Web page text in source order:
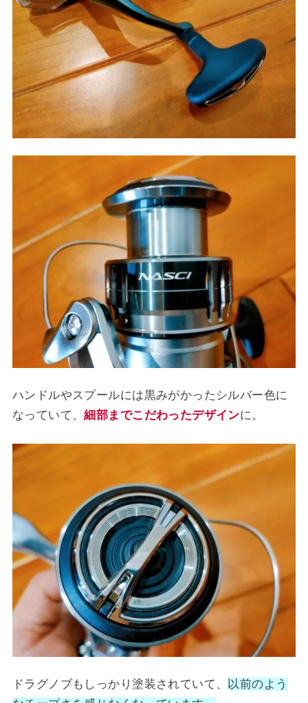
ハンドルやスプールには黒みがかったシルバー色に
なっていて、細部までこだわったデザインに。
ドラグノブもしっかり塗装されていて、 以前のよう